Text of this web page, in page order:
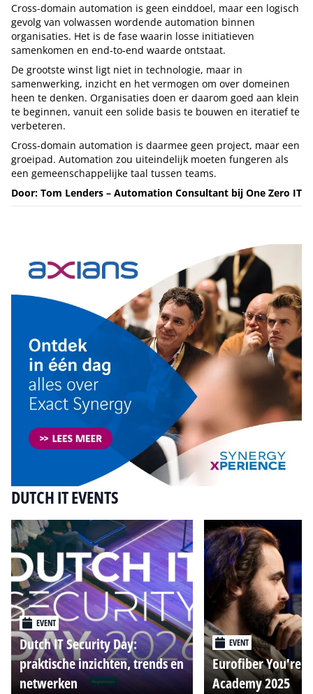
Cross-domain automation is geen einddoel, maar een logisch
gevolg van volwassen wordende automation binnen
organisaties. Het is de fase waarin losse initiatieven
samenkomen en end-to-end waarde ontstaat.
De grootste winst ligt niet in technologie, maar in
samenwerking, inzicht en het vermogen om over domeinen
heen te denken. Organisaties doen er daarom goed aan klein
te beginnen, vanuit een solide basis te bouwen en iteratief te
verbeteren.
Cross-domain automation is daarmee geen project, maar een
groeipad. Automation zou uiteindelijk moeten fungeren als
een gemeenschappelijke taal tussen teams.
Door: Tom Lenders – Automation Consultant bij One Zero IT
DUTCH IT EVENTS
EVENT
Dutch IT Security Day:
praktische inzichten, trends en
netwerken
EVENT
Eurofiber You're
Academy 2025